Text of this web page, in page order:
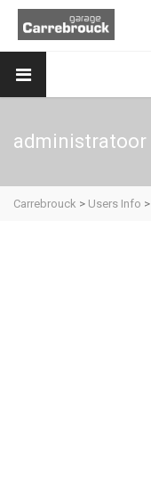
administratoor
Carrebrouck > Users Info >